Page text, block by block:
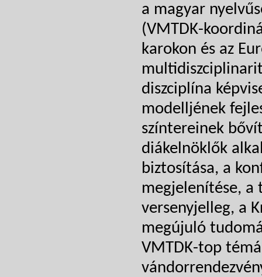
a magyar
(VMTDK-
karokon és az
diszciplína
modelljének
színtereinek
diákelnöklők
biztosítása, a
megjelenítése, a
versenyjelleg, a
megújuló
VMTDK-top